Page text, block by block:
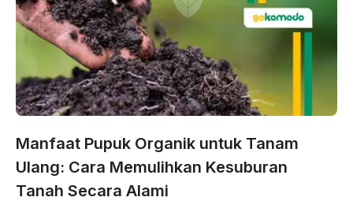
Manfaat Pupuk Organik untuk Tanam
Ulang: Cara Memulihkan Kesuburan
Tanah Secara Alami